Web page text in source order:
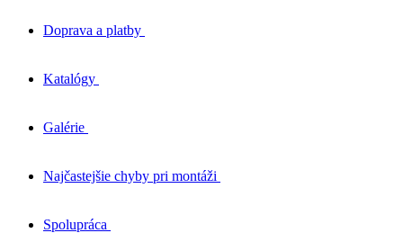
Doprava a platby
Katalógy
Galérie
Najčastejšie chyby pri montáži
Spolupráca